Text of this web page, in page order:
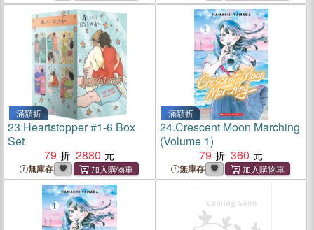
滿額折
23.Heartstopper #1-6 Box
Set
79
2880
無庫存
滿額折
24.Crescent Moon Marching
(Volume 1)
79
360
無庫存